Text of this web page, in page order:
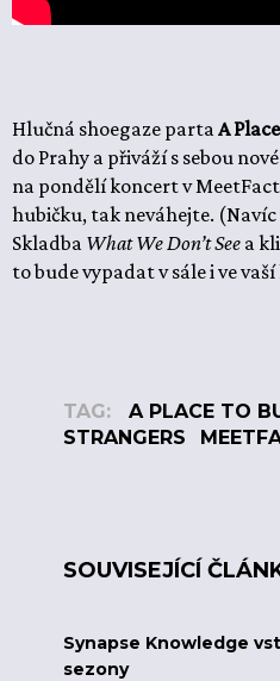
Hlučná shoegaze parta A
do Prahy a přiváží s sebou
na pondělí koncert v
hubičku, tak neváhejte.
Skladba What We Don’t See a
to bude vypadat v sále i ve vaší
TAG:
A PLACE TO
STRANGERS
SOUVISEJÍCÍ
Synapse Knowledge
sezony